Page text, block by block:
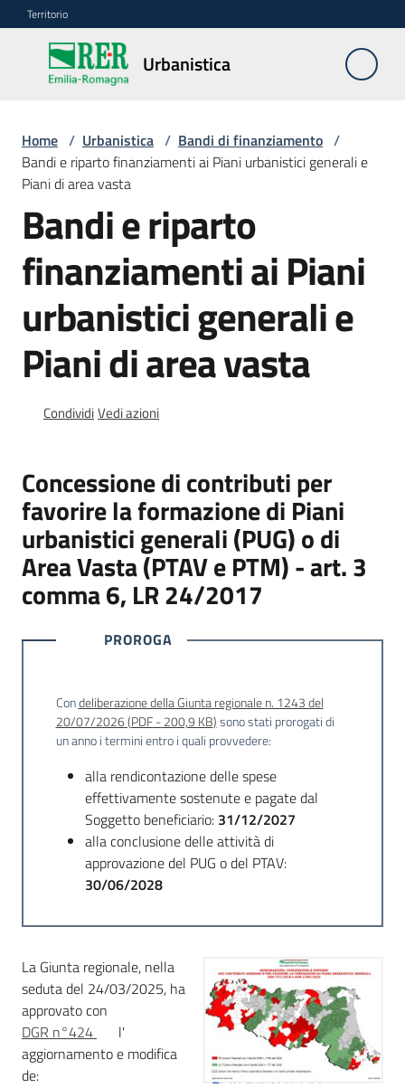
Vai al contenuto
Vai alla navigazione
Vai al footer
Territorio
Urbanistica
Urbanistica
Monitoraggio
LR
Modello
dati
Deposito
Norme
e
atti
Argomenti
Leggi Atti Bandi
Progetti
Home / Urbanistica / Bandi di finanziamento /
Bandi e riparto finanziamenti ai Piani urbanistici generali e
Piani di area vasta
Bandi e riparto
finanziamenti ai Piani
urbanistici generali e
Piani di area vasta
CondividiVedi azioni
Concessione di contributi per
favorire la formazione di Piani
urbanistici generali (PUG) o di
Area Vasta (PTAV e PTM) - art. 3
comma 6, LR 24/2017
PROROGA
Condeliberazione della Giunta regionale n. 1243 del
20/07/2026(PDF- 200,9 KB)sono stati prorogati di
un anno i termini entro i quali provvedere:
alla rendicontazione delle spese
effettivamente sostenute e pagate dal
Soggetto beneficiario: 31/12/2027
alla conclusione delle attività di
approvazione del PUG o del PTAV:
30/06/2028
La Giunta regionale, nella
seduta del 24/03/2025, ha
approvato con
DGR n°424
l'
aggiornamento e modifica
de: